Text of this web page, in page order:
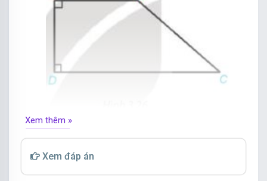
Xem thêm »
Xem đáp án